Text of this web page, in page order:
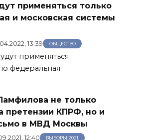
применяться только
и московская системы
13:39 ОБЩЕСТВО
применяться
федеральная
не только
претензии КПРФ, но и
в МВД Москвы
12:40 ВЫБОРЫ 2021